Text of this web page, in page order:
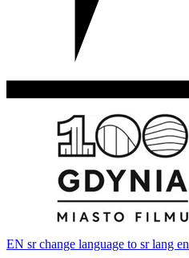
EN sr change language to sr lang en